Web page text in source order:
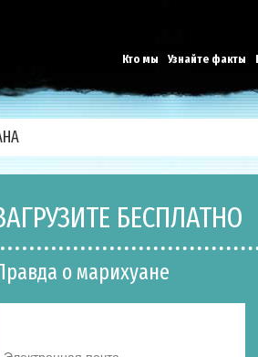
Кто мы Узнайте факты
БЕСПЛАТНО
о марихуане